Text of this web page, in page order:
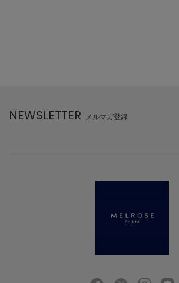
NEWSLETTER メルマガ登録